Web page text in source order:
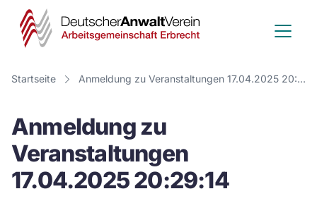
Deutscher
Anwalt
Verein
Startseite Anmeldung zu Veranstaltungen 17.04.2025 20:29:14
Anmeldung zu
Veranstaltungen
17.04.2025 20:29:14